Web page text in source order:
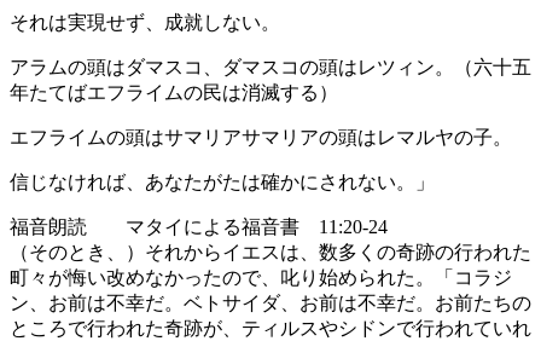
それは実現せず、成就しない。
アラムの頭はダマスコ、ダマスコの頭はレツィン。（六十五
年たてばエフライムの民は消滅する）
エフライムの頭はサマリアサマリアの頭はレマルヤの子。
信じなければ、あなたがたは確かにされない。」
福音朗読 マタイによる福音書 11:20-24
（そのとき、）それからイエスは、数多くの奇跡の行われた
町々が悔い改めなかったので、叱り始められた。「コラジ
ン、お前は不幸だ。ベトサイダ、お前は不幸だ。お前たちの
ところで行われた奇跡が、ティルスやシドンで行われていれ